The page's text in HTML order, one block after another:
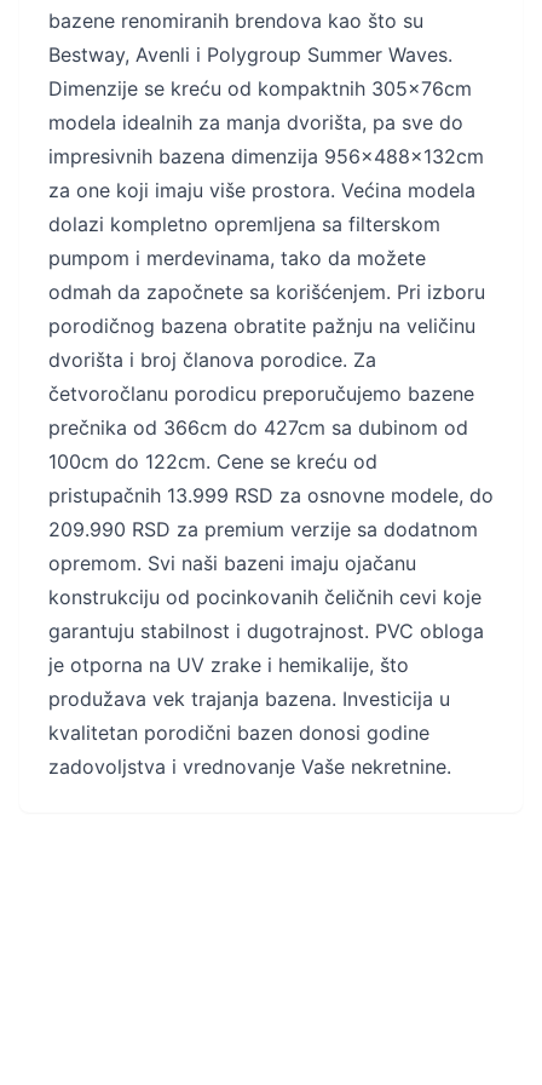
bazene renomiranih brendova kao što su
Bestway, Avenli i Polygroup Summer Waves.
Dimenzije se kreću od kompaktnih 305x76cm
modela idealnih za manja dvorišta, pa sve do
impresivnih bazena dimenzija 956x488x132cm
za one koji imaju više prostora. Većina modela
dolazi kompletno opremljena sa filterskom
pumpom i merdevinama, tako da možete
odmah da započnete sa korišćenjem. Pri izboru
porodičnog bazena obratite pažnju na veličinu
dvorišta i broj članova porodice. Za
četvoročlanu porodicu preporučujemo bazene
prečnika od 366cm do 427cm sa dubinom od
100cm do 122cm. Cene se kreću od
pristupačnih 13.999 RSD za osnovne modele, do
209.990 RSD za premium verzije sa dodatnom
opremom. Svi naši bazeni imaju ojačanu
konstrukciju od pocinkovanih čeličnih cevi koje
garantuju stabilnost i dugotrajnost. PVC obloga
je otporna na UV zrake i hemikalije, što
produžava vek trajanja bazena. Investicija u
kvalitetan porodični bazen donosi godine
zadovoljstva i vrednovanje Vaše nekretnine.